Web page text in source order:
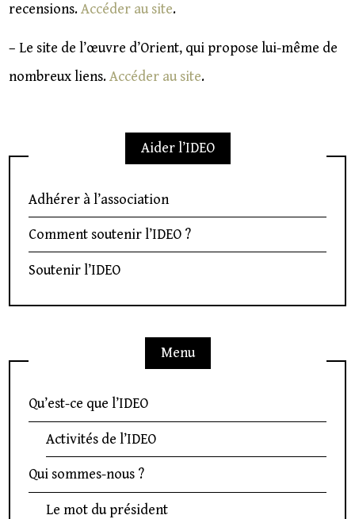
recensions.Accéder au site.
– Le site de l’œuvre d’Orient, qui propose lui-même de
nombreux liens.Accéder au site.
Aider l’IDEO
Adhérer à l’association
Comment soutenir l’IDEO ?
Soutenir l’IDEO
Menu
Qu’est-ce que l’IDEO
Activités de l’IDEO
Qui sommes-nous ?
Le mot du président